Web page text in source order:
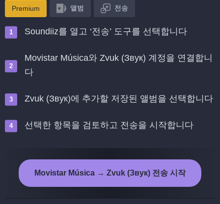
Premium 앨범 전송
Soundiiz를 열고 ‘전송’ 도구를 선택합니다
Movistar Música와 Zvuk (Звук) 계정을 연결합니
다
Zvuk (Звук)에 추가할 저장된 앨범을 선택합니다
선택한 항목을 검토하고 전송을 시작합니다
Movistar Música → Zvuk (Звук) 전송 시작